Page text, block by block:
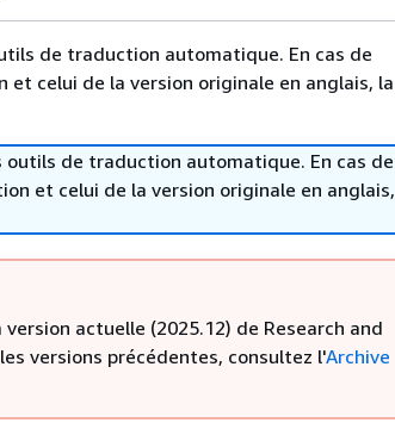
de traduction automatique. En cas de
celui de la version originale en anglais, la
de traduction automatique. En cas de
et celui de la version originale en anglais,
actuelle (2025.12) de Research and
versions précédentes, consultez l'Archive